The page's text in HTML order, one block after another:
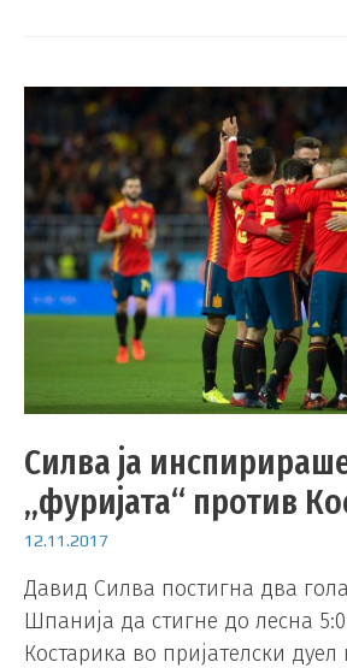
Силва ја
„фуријата“ против
12.11.2017
Давид Силва постигна два
Шпанија да стигне до лесна
Костарика во пријателски дуел